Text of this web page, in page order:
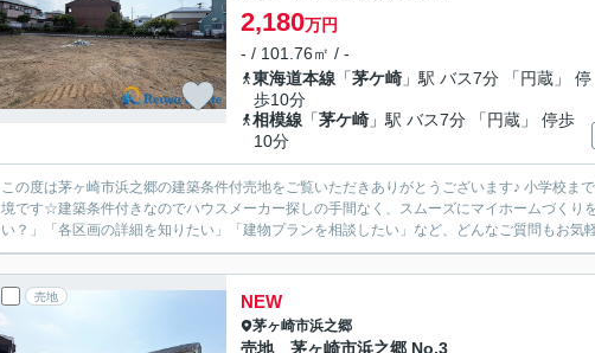
2,180万円
- / 101.76㎡ / -
東海道本線 「茅ケ崎 」駅 バス7分 「円蔵」 停
歩10分
相模線 「茅ケ崎 」駅 バス7分 「円蔵」 停歩
10分
この度は茅ヶ崎市浜之郷の建築条件付売地をご覧いただきありがとうございます♪ 小学校ま
境です☆建築条件付きなのでハウスメーカー探しの手間なく、スムーズにマイホームづく
い？」「各区画の詳細を知りたい」「建物プランを相談したい」など、どんなご質問もお気
売地 NEW
茅ヶ崎市浜之郷
売地 茅ヶ崎市浜之郷 No.3